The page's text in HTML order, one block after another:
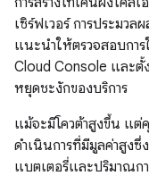
เซิร์ฟเวอร์ การประมวล
แนะนำให้ตรวจสอบกา
Cloud Console และตั้
หยุดชะงักของบริการ
แม้จะมีโควต้าสูงขึ้น แต่
ดำเนินการที่มีมูลค่าสูงซึ่
แบตเตอรี่และปริมาณก